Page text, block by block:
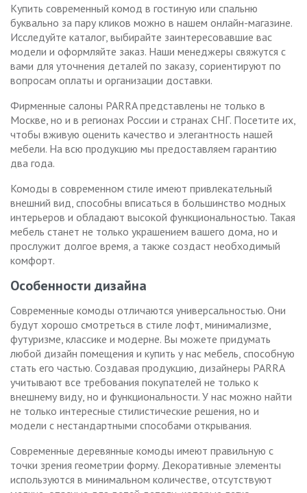
Купить современный комод в гостиную или спальню
буквально за пару кликов можно в нашем онлайн-магазине.
Исследуйте каталог, выбирайте заинтересовавшие вас
модели и оформляйте заказ. Наши менеджеры свяжутся с
вами для уточнения деталей по заказу, сориентируют по
вопросам оплаты и организации доставки.
Фирменные салоны PARRA представлены не только в
Москве, но и в регионах России и странах СНГ. Посетите их,
чтобы вживую оценить качество и элегантность нашей
мебели. На всю продукцию мы предоставляем гарантию
два года.
Комоды в современном стиле имеют привлекательный
внешний вид, способны вписаться в большинство модных
интерьеров и обладают высокой функциональностью. Такая
мебель станет не только украшением вашего дома, но и
прослужит долгое время, а также создаст необходимый
комфорт.
Особенности дизайна
Современные комоды отличаются универсальностью. Они
будут хорошо смотреться в стиле лофт, минимализме,
футуризме, классике и модерне. Вы можете придумать
любой дизайн помещения и купить у нас мебель, способную
стать его частью. Создавая продукцию, дизайнеры PARRA
учитывают все требования покупателей не только к
внешнему виду, но и функциональности. У нас можно найти
не только интересные стилистические решения, но и
модели с нестандартными способами открывания.
Современные деревянные комоды имеют правильную с
точки зрения геометрии форму. Декоративные элементы
используются в минимальном количестве, отсутствуют